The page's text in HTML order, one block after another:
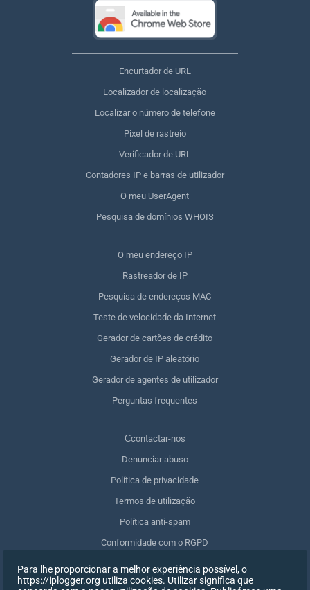
Encurtador de URL
Localizador de localização
Localizar o número de telefone
Pixel de rastreio
Verificador de URL
Contadores IP e barras de utilizador
O meu UserAgent
Pesquisa de domínios WHOIS
O meu endereço IP
Rastreador de IP
Pesquisa de endereços MAC
Teste de velocidade da Internet
Gerador de cartões de crédito
Gerador de IP aleatório
Gerador de agentes de utilizador
Perguntas frequentes
Сcontactar-nos
Denunciar abuso
Política de privacidade
Termos de utilização
Política anti-spam
Conformidade com o RGPD
Apagar os meus dados
Retirar o consentimento
Para lhe proporcionar a melhor experiência possível, o
https://iplogger.org utiliza cookies. Utilizar significa que